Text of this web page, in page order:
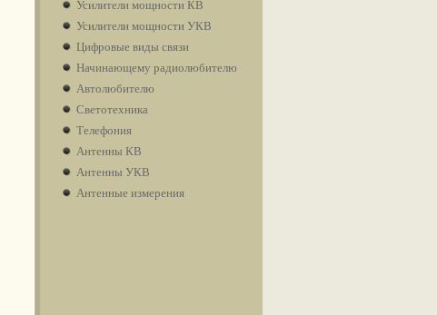
Усилители мощности КВ
Усилители мощности УКВ
Цифровые виды связи
Начинающему радиолюбителю
Автолюбителю
Светотехника
Телефония
Антенны КВ
Антенны УКВ
Антенные измерения